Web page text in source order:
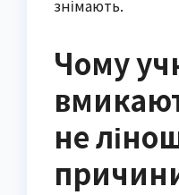
знімають.
Чому
не